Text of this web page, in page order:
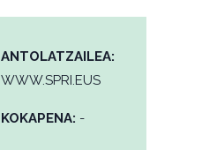
ANTOLATZAILEA:
WWW.SPRI.EUS
KOKAPENA: -